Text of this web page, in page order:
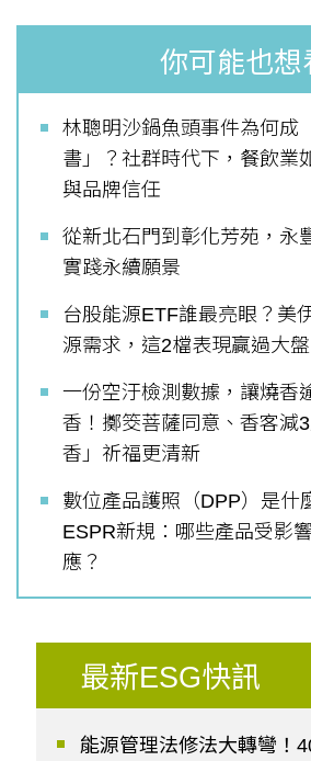
你可能也想
林聰明沙鍋魚頭事件為何成
書」？社群時代下，餐飲業
與品牌信任
從新北石門到彰化芳苑，永
實踐永續願景
台股能源ETF誰最亮眼？美
源需求，這2檔表現贏過大盤
一份空汙檢測數據，讓燒香
香！擲筊菩薩同意、香客減
香」祈福更清新
數位產品護照（DPP）是什
ESPR新規：哪些產品受影
應？
最新ESG快訊
能源管理法修法大轉彎！